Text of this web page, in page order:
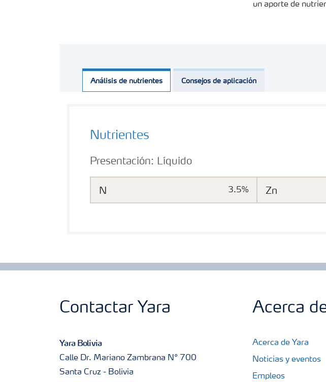
un aporte de
Análisis de nutrientes Consejos de aplicación
Nutrientes
N 3.5% Zn
Presentación: Líquido
Contactar Yara
Yara Bolivia
Calle Dr. Mariano Zambrana N° 700
Santa Cruz - Bolivia
Acerca
Acerca de Yara
Noticias y eventos
Empleos